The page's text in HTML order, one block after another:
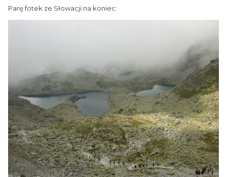
Parę fotek ze Słowacji na koniec: